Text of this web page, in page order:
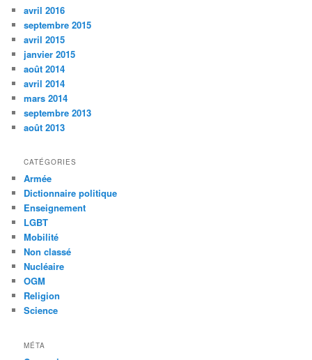
avril 2016
septembre 2015
avril 2015
janvier 2015
août 2014
avril 2014
mars 2014
septembre 2013
août 2013
CATÉGORIES
Armée
Dictionnaire politique
Enseignement
LGBT
Mobilité
Non classé
Nucléaire
OGM
Religion
Science
MÉTA